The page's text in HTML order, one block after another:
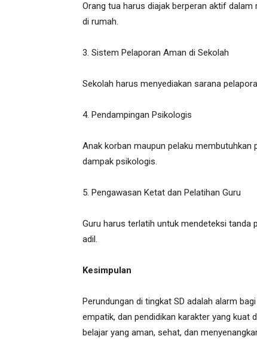
Orang tua harus diajak berperan aktif
di rumah.
3. Sistem Pelaporan Aman di Sekolah
Sekolah harus menyediakan sarana
4. Pendampingan Psikologis
Anak korban maupun pelaku
dampak psikologis.
5. Pengawasan Ketat dan Pelatihan Guru
Guru harus terlatih untuk mendeteksi tanda
adil.
Kesimpulan
Perundungan di tingkat SD adalah alarm
empatik, dan pendidikan karakter yang kuat
belajar yang aman, sehat, dan